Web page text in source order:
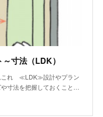
寸法（LDK）
これ ≪LDK≫設計やプラン
寸法を把握しておくこと…